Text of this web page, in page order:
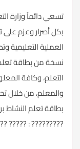
تسعي دائماً وزارة
بكل أصرار وعزم على
العملية التعليمية
نسخة من بطاقة
التعلم، وكافة
والمعلم، من خلال
بطاقة تعلم النشاط
????? ?? ????? 1439??